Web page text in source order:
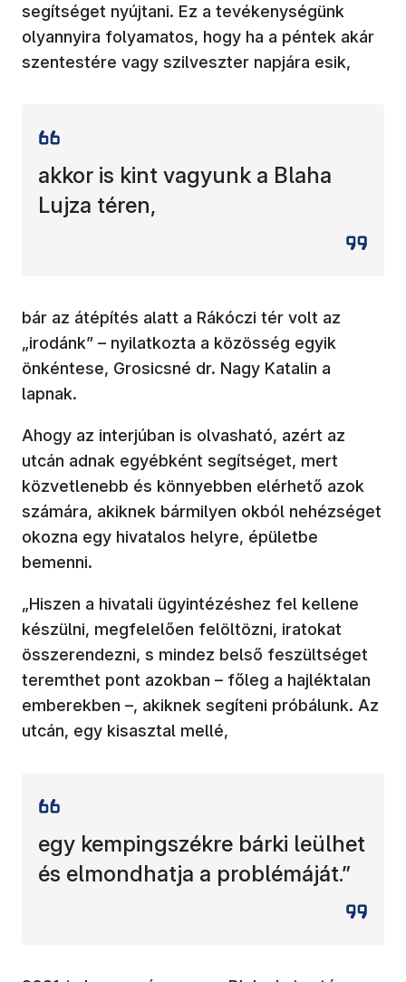
segítséget nyújtani. Ez a tevékenységünk
olyannyira folyamatos, hogy ha a péntek akár
szentestére vagy szilveszter napjára esik,
akkor is kint vagyunk a Blaha
Lujza téren,
bár az átépítés alatt a Rákóczi tér volt az
„irodánk” – nyilatkozta a közösség egyik
önkéntese, Grosicsné dr. Nagy Katalin a
lapnak.
Ahogy az interjúban is olvasható, azért az
utcán adnak egyébként segítséget, mert
közvetlenebb és könnyebben elérhető azok
számára, akiknek bármilyen okból nehézséget
okozna egy hivatalos helyre, épületbe
bemenni.
„Hiszen a hivatali ügyintézéshez fel kellene
készülni, megfelelően felöltözni, iratokat
összerendezni, s mindez belső feszültséget
teremthet pont azokban – főleg a hajléktalan
emberekben –, akiknek segíteni próbálunk. Az
utcán, egy kisasztal mellé,
egy kempingszékre bárki leülhet
és elmondhatja a problémáját.”